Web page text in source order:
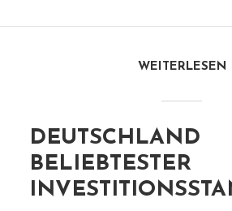
WEITERLESEN
DEUTSCHLAND
BELIEBTESTER